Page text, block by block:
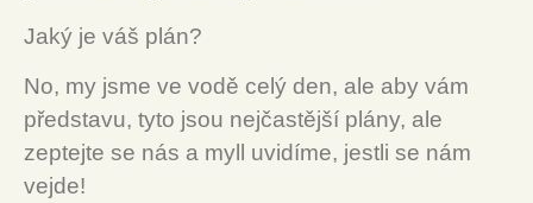
Jaký je váš plán?
No, my jsme ve vodě celý den, ale aby vám
představu, tyto jsou nejčastější plány, ale
zeptejte se nás a myll uvidíme, jestli se nám
vejde!